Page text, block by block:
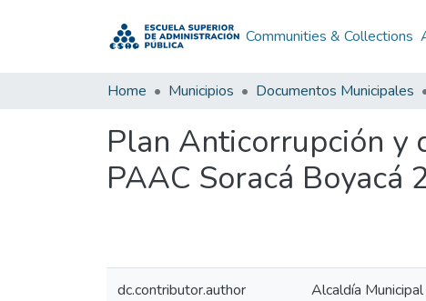
Communities & Collections
Home Municipios Documentos Municipales
Plan Anticorrupción y
PAAC Soracá Boyacá
dc.contributor.author Alcaldía